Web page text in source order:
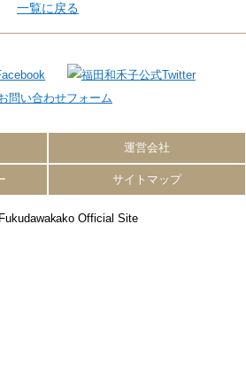
一覧に戻る
運営会社
サイトマップ
Official Site